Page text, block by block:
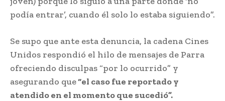
podía entrar’, cuando él solo lo estaba siguiendo”.
Se supo que ante esta denuncia, la cadena Cines
Unidos respondió el hilo de mensajes de Parra
ofreciendo disculpas “por lo ocurrido” y
asegurando que“el caso fue reportado y
atendido en el momento que sucedió”.